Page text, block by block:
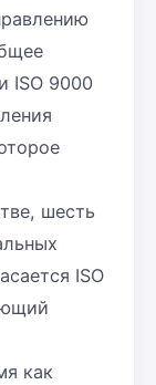
ISO 9000
шесть
ISO
как